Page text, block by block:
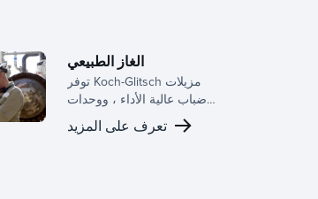
الغاز الطبيعي
توفر Koch-Glitsch مزيلات
ضباب عالية الأداء ، ووحدات
دمج ، وأجزاء داخلية للأبراج
تعمل على تحسين الكفاءة
تعرف على المزيد